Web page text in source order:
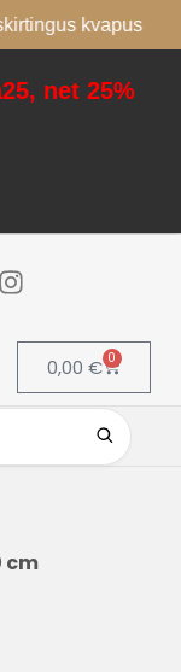
kvapus
net 25%
0,00 € 0
cm